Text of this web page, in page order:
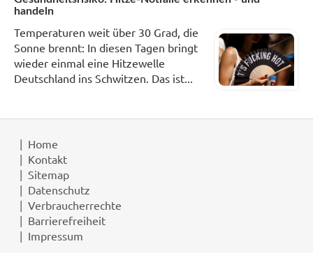
handeln
Temperaturen weit über 30 Grad, die
Sonne brennt: In diesen Tagen bringt
wieder einmal eine Hitzewelle
Deutschland ins Schwitzen. Das ist...
Home
Kontakt
Sitemap
Datenschutz
Verbraucherrechte
Barrierefreiheit
Impressum